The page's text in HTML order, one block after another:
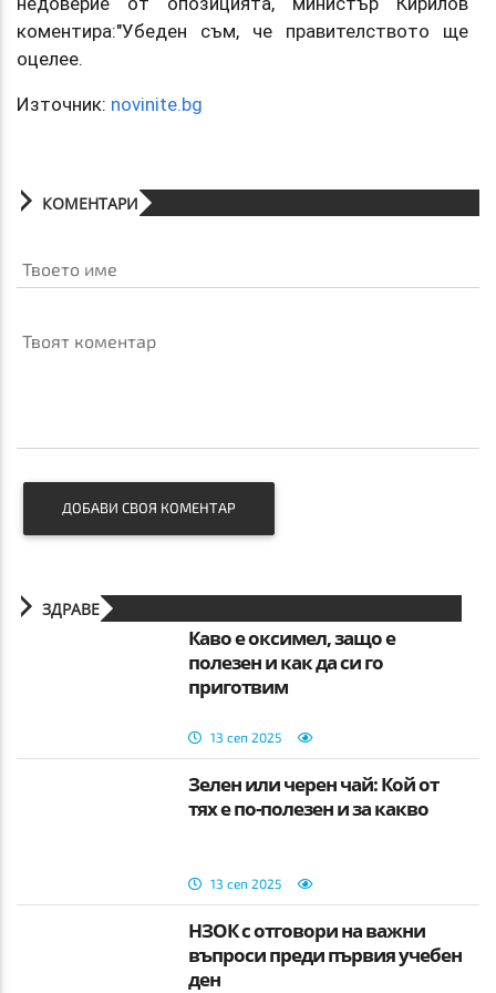
коментира:"Убеден съм, че правителството ще
оцелее.
Източник: novinite.bg
КОМЕНТАРИ
Твоето име
Твоят коментар
ДОБАВИ СВОЯ КОМЕНТАР
ЗДРАВЕ
Каво e оксимел, защо е
полезен и как да си го
приготвим
13 сеп 2025
Зелен или черен чай: Кой от
тях е по-полезен и за какво
13 сеп 2025
НЗОК с отговори на важни
въпроси преди първия учебен
ден